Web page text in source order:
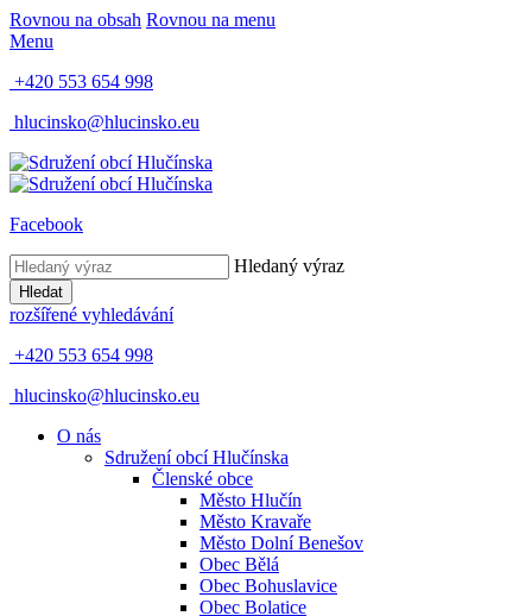
Rovnou na obsah Rovnou na menu
Menu
+420 553 654 998
hlucinsko@hlucinsko.eu
Facebook
Hledaný výraz
Hledat
rozšířené vyhledávání
+420 553 654 998
hlucinsko@hlucinsko.eu
O nás
Sdružení obcí Hlučínska
Členské obce
Město Hlučín
Město Kravaře
Město Dolní Benešov
Obec Bělá
Obec Bohuslavice
Obec Bolatice